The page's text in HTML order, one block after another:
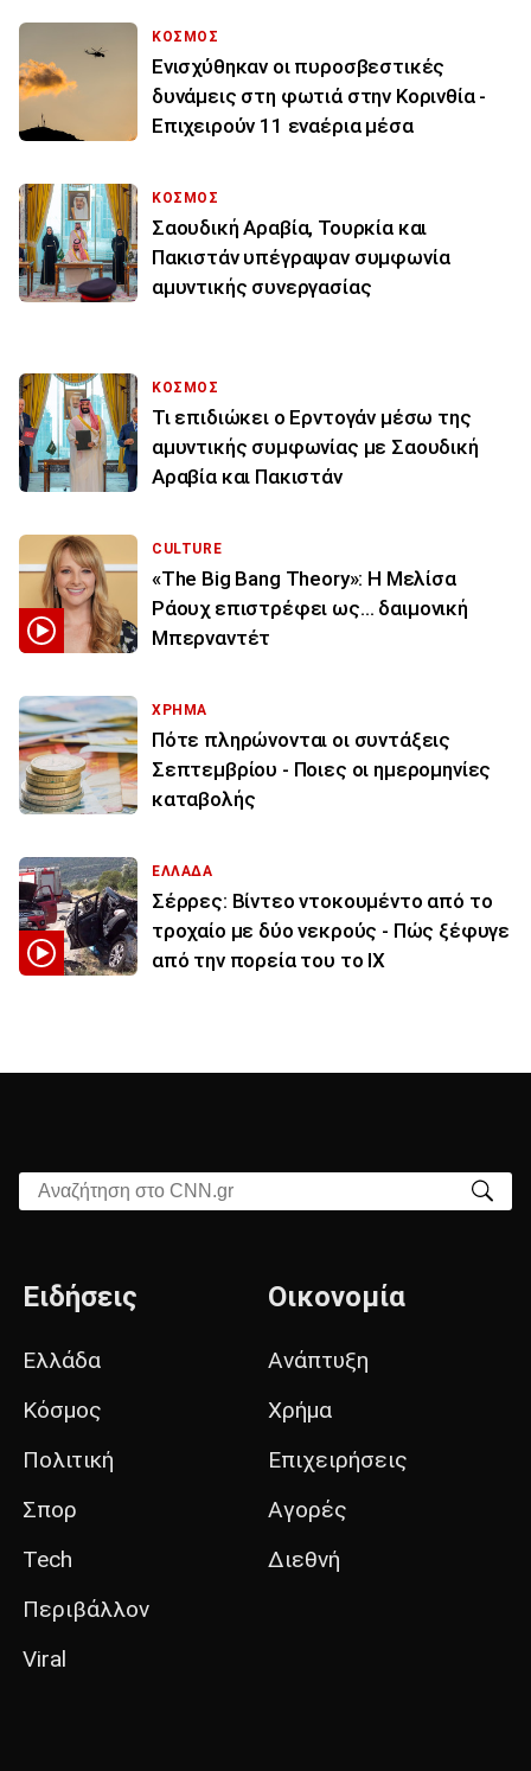
ΚΟΣΜΟΣ
Ενισχύθηκαν οι πυροσβεστικές
δυνάμεις στη φωτιά στην Κορινθία -
Επιχειρούν 11 εναέρια μέσα
ΚΟΣΜΟΣ
Σαουδική Αραβία, Τουρκία και
Πακιστάν υπέγραψαν συμφωνία
αμυντικής συνεργασίας
ΚΟΣΜΟΣ
Τι επιδιώκει ο Ερντογάν μέσω της
αμυντικής συμφωνίας με Σαουδική
Αραβία και Πακιστάν
CULTURE
«The Big Bang Theory»: Η Μελίσα
Ράουχ επιστρέφει ως… δαιμονική
Μπερναντέτ
ΧΡΗΜΑ
Πότε πληρώνονται οι συντάξεις
Σεπτεμβρίου - Ποιες οι ημερομηνίες
καταβολής
ΕΛΛΑΔΑ
Σέρρες: Βίντεο ντοκουμέντο από το
τροχαίο με δύο νεκρούς - Πώς ξέφυγε
από την πορεία του το ΙΧ
Αναζήτηση στο CNN.gr
Ειδήσεις
Ελλάδα
Κόσμος
Πολιτική
Σπορ
Tech
Περιβάλλον
Viral
Οικονομία
Ανάπτυξη
Χρήμα
Επιχειρήσεις
Αγορές
Διεθνή